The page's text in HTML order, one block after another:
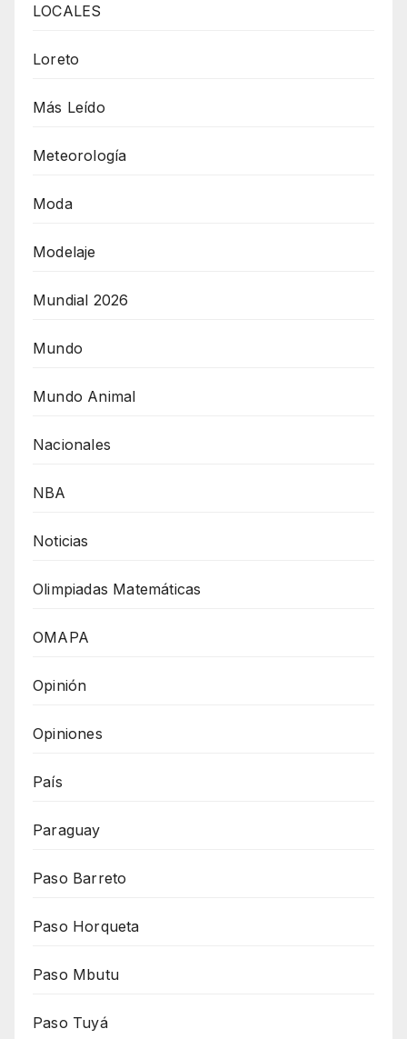
LOCALES
Loreto
Más Leído
Meteorología
Moda
Modelaje
Mundial 2026
Mundo
Mundo Animal
Nacionales
NBA
Noticias
Olimpiadas Matemáticas
OMAPA
Opinión
Opiniones
País
Paraguay
Paso Barreto
Paso Horqueta
Paso Mbutu
Paso Tuyá